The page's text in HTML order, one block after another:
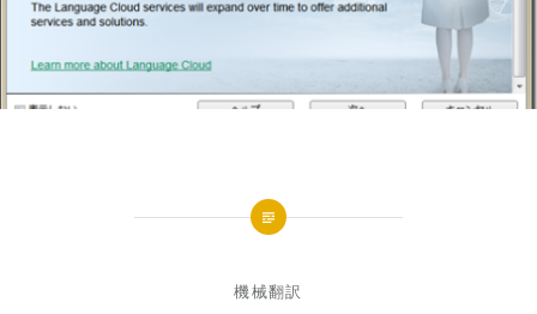
機械翻訳